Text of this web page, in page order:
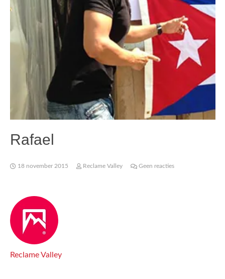
Rafael
18 november 2015 Reclame Valley Geen reacties
Reclame Valley